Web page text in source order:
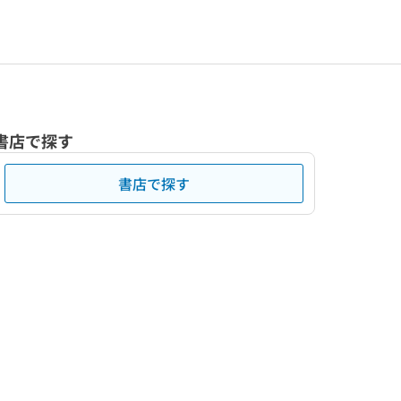
店で探す
書店で探す